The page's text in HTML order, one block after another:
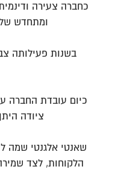
כחברה צעירה
ומתחדש של
בשנות פעילותה
כיום עובדת החברה
ציודה
שאנטי אלגנטי שמה
הלקוחות, לצד